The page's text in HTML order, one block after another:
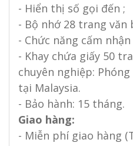
- Hiển thị số gọi đến ;
- Bộ nhớ 28 trang văn
- Chức năng cấm
- Khay chứa giấy 50
chuyên nghiệp:
tại Malaysia.
- Bảo hành: 15 tháng.
Giao hàng:
- Miễn phí giao hàng